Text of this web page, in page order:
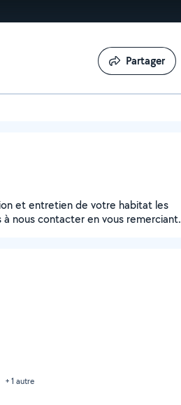
Partager
Partager
et entretien de votre habitat les
nous contacter en vous remerciant.
+ 1 autre